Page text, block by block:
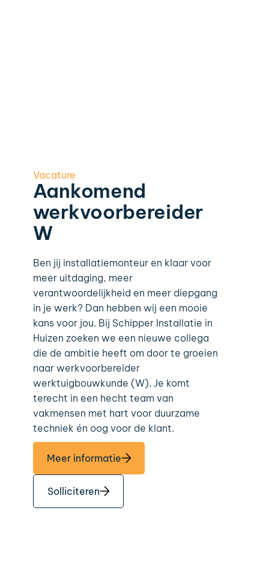
Vacature
Aankomend
werkvoorbereider
W
Ben jij installatiemonteur en klaar voor
meer uitdaging, meer
verantwoordelijkheid en meer diepgang
in je werk? Dan hebben wij een mooie
kans voor jou. Bij Schipper Installatie in
Huizen zoeken we een nieuwe collega
die de ambitie heeft om door te groeien
naar werkvoorbereider
werktuigbouwkunde (W). Je komt
terecht in een hecht team van
vakmensen met hart voor duurzame
techniek én oog voor de klant.
Meer informatie
Solliciteren